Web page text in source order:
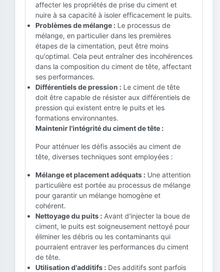
affecter les propriétés de prise du ciment et
nuire à sa capacité à isoler efficacement le puits.
Problèmes de mélange : Le processus de
mélange, en particulier dans les premières
étapes de la cimentation, peut être moins
qu'optimal. Cela peut entraîner des incohérences
dans la composition du ciment de tête, affectant
ses performances.
Différentiels de pression : Le ciment de tête
doit être capable de résister aux différentiels de
pression qui existent entre le puits et les
formations environnantes.
Maintenir l'intégrité du ciment de tête :
Pour atténuer les défis associés au ciment de
tête, diverses techniques sont employées :
Mélange et placement adéquats : Une attention
particulière est portée au processus de mélange
pour garantir un mélange homogène et
cohérent.
Nettoyage du puits : Avant d'injecter la boue de
ciment, le puits est soigneusement nettoyé pour
éliminer les débris ou les contaminants qui
pourraient entraver les performances du ciment
de tête.
Utilisation d'additifs : Des additifs sont parfois